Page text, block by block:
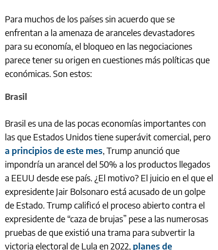
Para muchos de los países sin acuerdo que se
enfrentan a la amenaza de aranceles devastadores
para su economía, el bloqueo en las negociaciones
parece tener su origen en cuestiones más políticas que
económicas. Son estos:
Brasil
Brasil es una de las pocas economías importantes con
las que Estados Unidos tiene superávit comercial, pero
a principios de este mes, Trump anunció que
impondría un arancel del 50% a los productos llegados
a EEUU desde ese país. ¿El motivo? El juicio en el que el
expresidente Jair Bolsonaro está acusado de un golpe
de Estado. Trump calificó el proceso abierto contra el
expresidente de “caza de brujas” pese a las numerosas
pruebas de que existió una trama para subvertir la
victoria electoral de Lula en 2022, planes de